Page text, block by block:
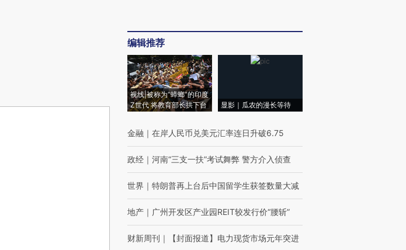
编辑推荐
视线|被称为“蟑螂”的印度
Z世代 将教育部长拱下台
显影｜瓜农的漫长等待
金融 ｜ 在岸人民币兑美元汇率连日升破6.75
政经 ｜ 河南“三支一扶”考试舞弊 警方介入侦查
世界 ｜ 特朗普再上台后中国留学生获签数量大减
地产 ｜ 广州开发区产业园REIT较发行价“腰斩”
财新周刊 ｜ 【封面报道】电力现货市场元年突进